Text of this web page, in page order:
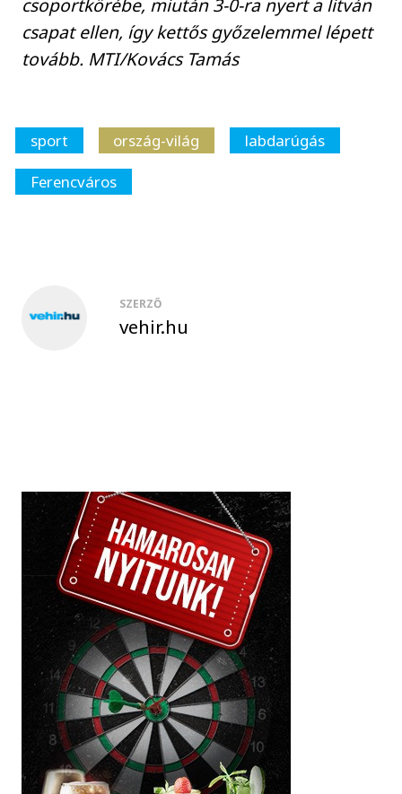
csoportkörébe, miután 3-0-ra nyert a litván
csapat ellen, így kettős győzelemmel lépett
tovább. MTI/Kovács Tamás
sport ország-világ
labdarúgás
Ferencváros
SZERZŐ
vehir.hu